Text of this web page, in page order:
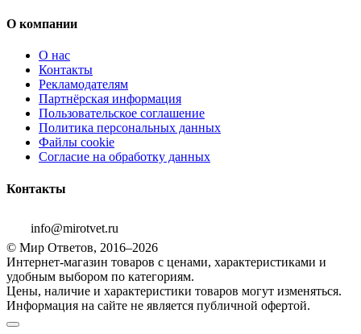
О компании
О нас
Контакты
Рекламодателям
Партнёрская информация
Пользовательское соглашение
Политика персональных данных
Файлы cookie
Согласие на обработку данных
Контакты
info@mirotvet.ru
© Мир Ответов, 2016–2026
Интернет-магазин товаров с ценами, характеристиками и
удобным выбором по категориям.
Цены, наличие и характеристики товаров могут изменяться.
Информация на сайте не является публичной офертой.